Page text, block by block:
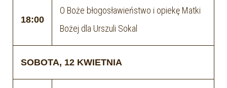
18:00
O Boże błogosławieństwo i opiekę Matki
Bożej dla Urszuli Sokal
SOBOTA, 12 KWIETNIA